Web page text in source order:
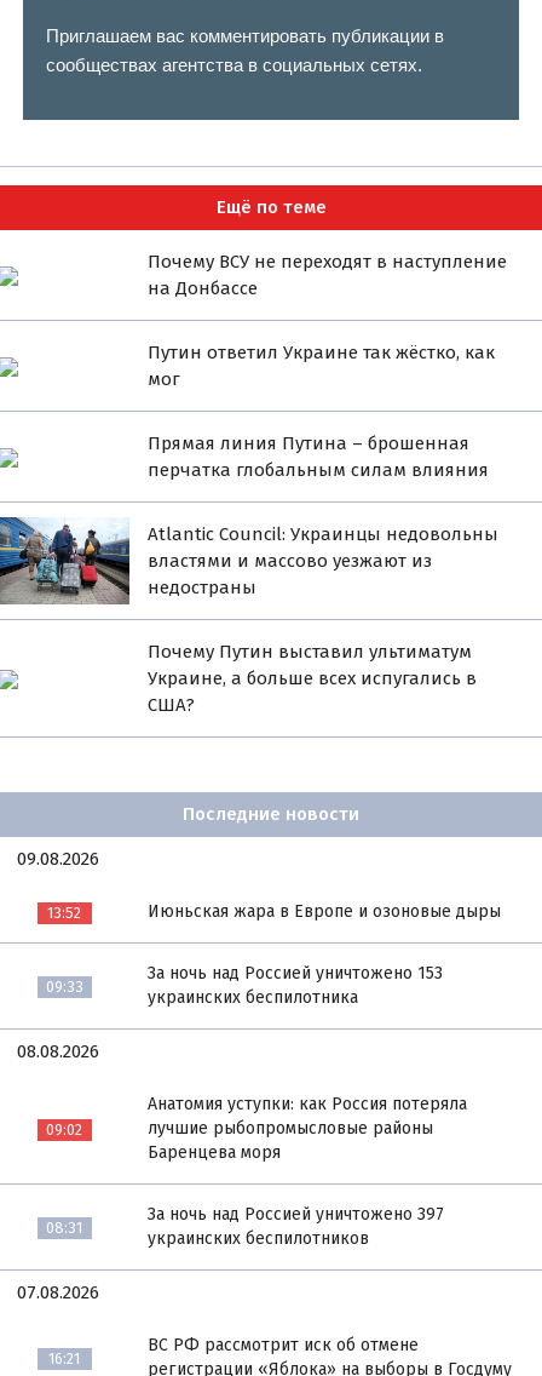
Приглашаем вас комментировать публикации в
сообществах агентства в социальных сетях.
Ещё по теме
Почему ВСУ не переходят в наступление
на Донбассе
Путин ответил Украине так жёстко, как
мог
Прямая линия Путина – брошенная
перчатка глобальным силам влияния
Atlantic Council: Украинцы недовольны
властями и массово уезжают из
недостраны
Почему Путин выставил ультиматум
Украине, а больше всех испугались в
США?
Последние новости
09.08.2026
13:52 Июньская жара в Европе и озоновые дыры
09:33
За ночь над Россией уничтожено 153
украинских беспилотника
08.08.2026
09:02
Анатомия уступки: как Россия потеряла
лучшие рыбопромысловые районы
Баренцева моря
08:31
За ночь над Россией уничтожено 397
украинских беспилотников
07.08.2026
16:21
ВС РФ рассмотрит иск об отмене
регистрации «Яблока» на выборы в Госдуму